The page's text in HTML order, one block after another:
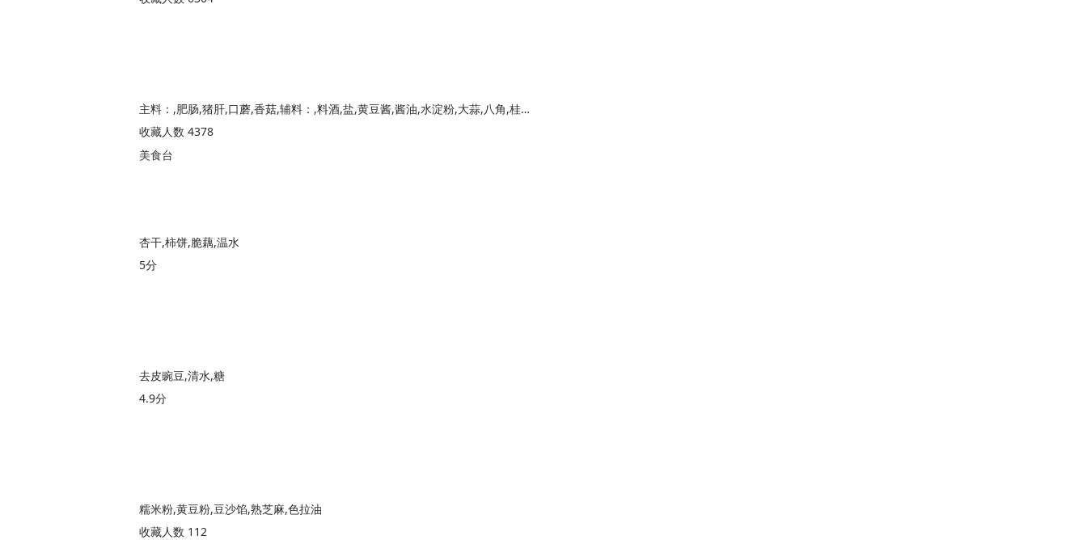
主料：,肥肠,猪肝,口蘑,香菇,辅料：,料酒,盐,黄豆酱,酱油,水淀粉,大蒜,八角,桂皮,小茴香,葱,土豆淀粉
收藏人数 4378
美食台
杏干,柿饼,脆藕,温水
5分
去皮豌豆,清水,糖
4.9分
糯米粉,黄豆粉,豆沙馅,熟芝麻,色拉油
收藏人数 112